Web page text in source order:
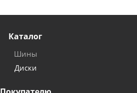
Каталог
Шины
Диски